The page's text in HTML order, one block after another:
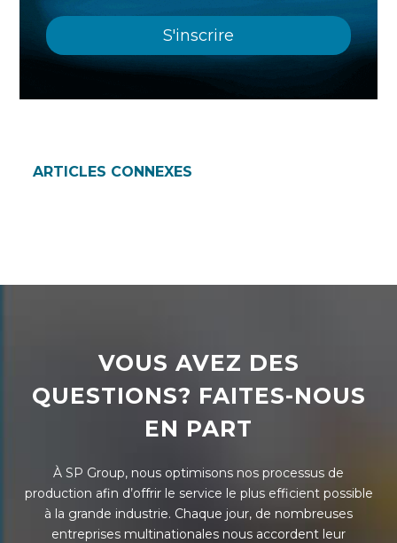
ARTICLES CONNEXES
VOUS AVEZ DES
QUESTIONS? FAITES-NOUS
EN PART
À SP Group, nous optimisons nos processus de
production afin d’offrir le service le plus efficient possible
à la grande industrie. Chaque jour, de nombreuses
entreprises multinationales nous accordent leur